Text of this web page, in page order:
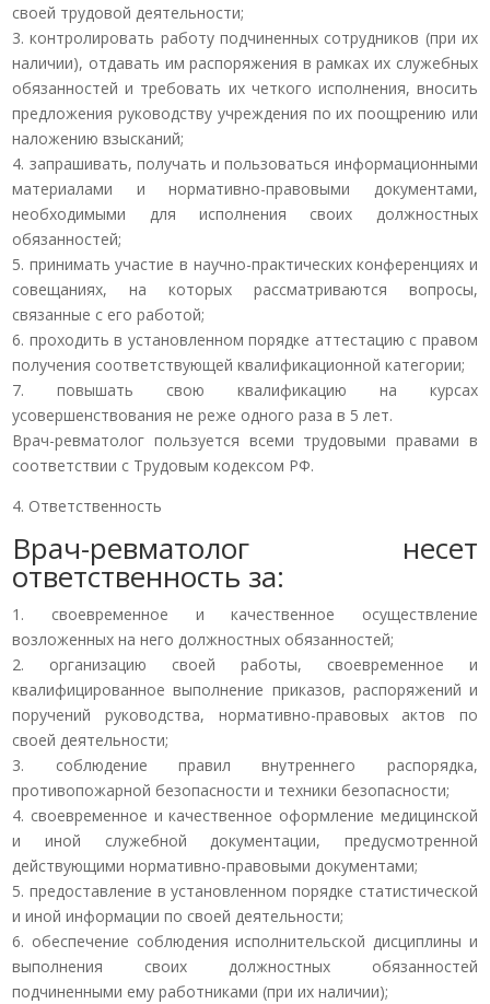
своей трудовой деятельности;
3. контролировать работу подчиненных сотрудников (при их
наличии), отдавать им распоряжения в рамках их служебных
обязанностей и требовать их четкого исполнения, вносить
предложения руководству учреждения по их поощрению или
наложению взысканий;
4. запрашивать, получать и пользоваться информационными
материалами и нормативно-правовыми документами,
необходимыми для исполнения своих должностных
обязанностей;
5. принимать участие в научно-практических конференциях и
совещаниях, на которых рассматриваются вопросы,
связанные с его работой;
6. проходить в установленном порядке аттестацию с правом
получения соответствующей квалификационной категории;
7. повышать свою квалификацию на курсах
усовершенствования не реже одного раза в 5 лет.
Врач-ревматолог пользуется всеми трудовыми правами в
соответствии с Трудовым кодексом РФ.
4. Ответственность
Врач-ревматолог несет
ответственность за:
1. своевременное и качественное осуществление
возложенных на него должностных обязанностей;
2. организацию своей работы, своевременное и
квалифицированное выполнение приказов, распоряжений и
поручений руководства, нормативно-правовых актов по
своей деятельности;
3. соблюдение правил внутреннего распорядка,
противопожарной безопасности и техники безопасности;
4. своевременное и качественное оформление медицинской
и иной служебной документации, предусмотренной
действующими нормативно-правовыми документами;
5. предоставление в установленном порядке статистической
и иной информации по своей деятельности;
6. обеспечение соблюдения исполнительской дисциплины и
выполнения своих должностных обязанностей
подчиненными ему работниками (при их наличии);